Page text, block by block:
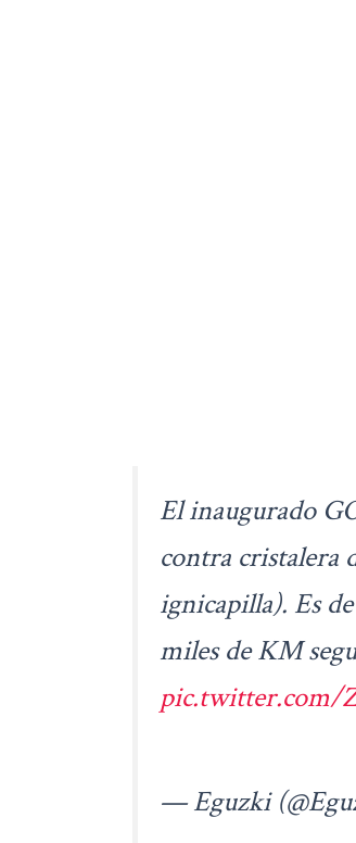
El inaugurado
contra cristalera
ignicapilla). Es
miles de KM
pic.twitter.com/
— Eguzki